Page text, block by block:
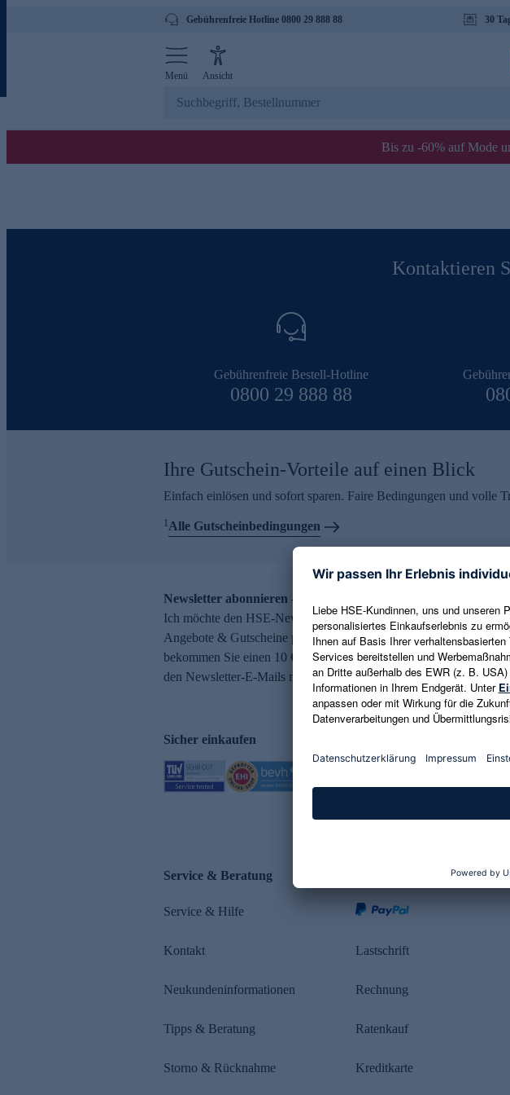
Gebührenfreie Hotline 0800 29 888 88 30
Menü Ansicht
Bis zu -60% auf Mode
Kontaktieren
Gebührenfreie Bestell-Hotline
0800 29 888 88
Ihre Gutschein-Vorteile auf einen Blick
Einfach einlösen und sofort sparen. Faire Bedingungen und volle
1Alle Gutscheinbedingungen
Newsletter abonnieren – 10 € Gutschein erhalten
Ich möchte den HSE-Newsletter abonnieren und aktuelle Trends,
Angebote & Gutscheine per E-Mail erhalten. Als Dankeschön
bekommen Sie einen 10 € Gutschein. Eine Abmeldung ist jederzeit
den Newsletter-E-Mails möglich.
Sicher einkaufen
Service & Beratung
Service & Hilfe
Kontakt
Neukundeninformationen
Tipps & Beratung
Storno & Rücknahme
Lastschrift
Rechnung
Ratenkauf
Kreditkarte